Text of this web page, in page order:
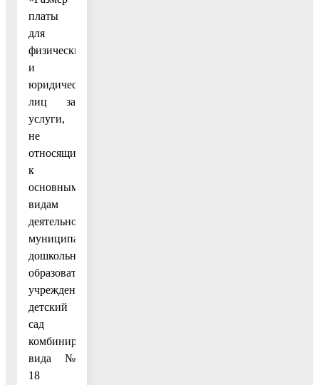
платы
для
физических
и
юридических
лиц за
услуги,
не
относящиеся
к
основным
видам
деятельности
муниципального
дошкольного
образовательного
учреждения
детский
сад
комбинированного
вида №
18